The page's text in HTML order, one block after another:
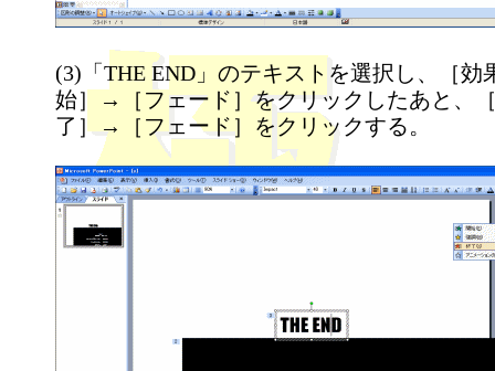
(3)「THE END」のテキストを選択し、［
始］→［フェード］をクリックしたあと、
了］→［フェード］をクリックする。